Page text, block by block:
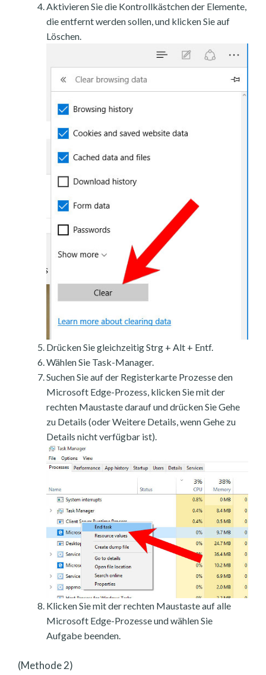
Aktivieren Sie die Kontrollkästchen der Elemente,
die entfernt werden sollen, und klicken Sie auf
Löschen.
Drücken Sie gleichzeitig Strg + Alt + Entf.
Wählen Sie Task-Manager.
Suchen Sie auf der Registerkarte Prozesse den
Microsoft Edge-Prozess, klicken Sie mit der
rechten Maustaste darauf und drücken Sie Gehe
zu Details (oder Weitere Details, wenn Gehe zu
Details nicht verfügbar ist).
Klicken Sie mit der rechten Maustaste auf alle
Microsoft Edge-Prozesse und wählen Sie
Aufgabe beenden.
(Methode 2)